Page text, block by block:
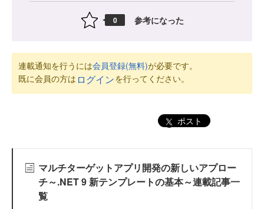
0 参考になった
連載通知を行うには会員登録(無料)が必要です。
既に会員の方は ログインを行ってください。
ポスト
マルチターゲットアプリ開発の新しいアプロー
チ～.NET 9 新テンプレートの基本～連載記事一
覧